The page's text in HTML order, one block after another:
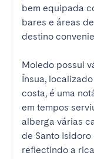
bem equipada
bares e áreas
destino
Moledo possui
Ínsua,
costa, é uma
em tempos
alberga várias
de Santo
reflectindo a